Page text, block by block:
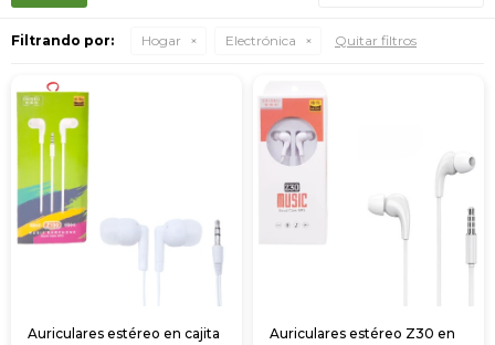
Filtrando por: Hogar Electrónica Quitar filtros
Auriculares estéreo en cajita
Auriculares estéreo Z30 en